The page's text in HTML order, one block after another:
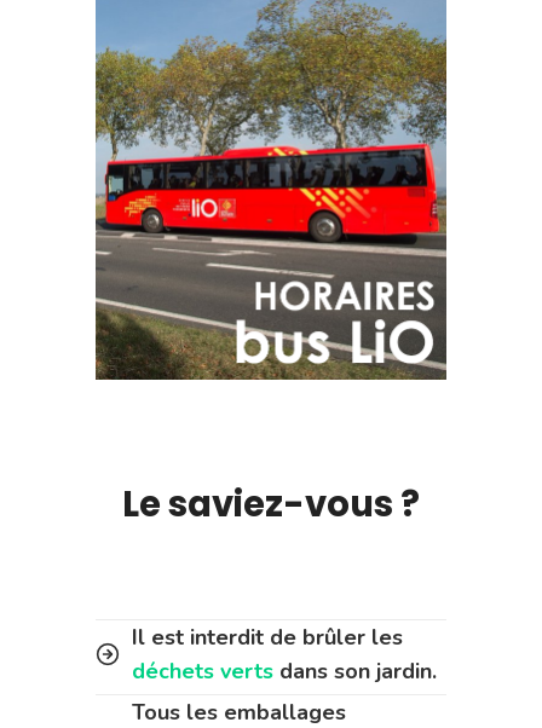
Le saviez-vous ?
Il est interdit de brûler les
déchets verts dans son jardin.
Tous les emballages